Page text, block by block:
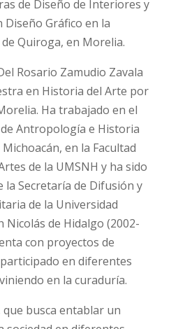
de Diseño de Interiores y
Diseño Gráfico en la
Quiroga, en Morelia.
Rosario Zamudio Zavala
en Historia del Arte por
Ha trabajado en el
Antropología e Historia
en la Facultad
de la UMSNH y ha sido
la Secretaría de Difusión y
de la Universidad
Nicolás de Hidalgo (2002-
con proyectos de
en diferentes
en la curaduría.
busca entablar un